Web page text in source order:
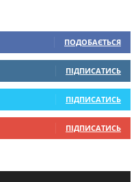
ПОДОБАЄТЬСЯ
ПІДПИСАТИСЬ
ПІДПИСАТИСЬ
ПІДПИСАТИСЬ